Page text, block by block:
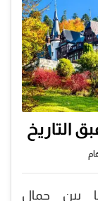
التاريخ
بين جمال